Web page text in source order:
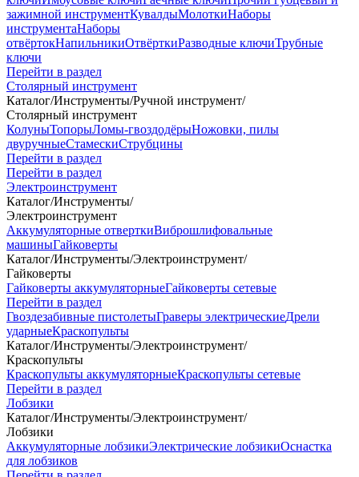
зажимной инструментКувалдыМолоткиНаборы
инструментаНаборы
отвёртокНапильникиОтвёрткиРазводные ключиТрубные
ключи
Перейти в раздел
Столярный инструмент
Каталог/Инструменты/Ручной инструмент/
Столярный инструмент
КолуныТопорыЛомы-гвоздодёрыНожовки, пилы
двуручныеСтамескиСтрубцины
Перейти в раздел
Перейти в раздел
Электроинструмент
Каталог/Инструменты/
Электроинструмент
Аккумуляторные отверткиВиброшлифовальные
машиныГайковерты
Каталог/Инструменты/Электроинструмент/
Гайковерты
Гайковерты аккумуляторныеГайковерты сетевые
Перейти в раздел
Гвоздезабивные пистолетыГраверы электрическиеДрели
ударныеКраскопульты
Каталог/Инструменты/Электроинструмент/
Краскопульты
Краскопульты аккумуляторныеКраскопульты сетевые
Перейти в раздел
Лобзики
Каталог/Инструменты/Электроинструмент/
Лобзики
Аккумуляторные лобзикиЭлектрические лобзикиОснастка
для лобзиков